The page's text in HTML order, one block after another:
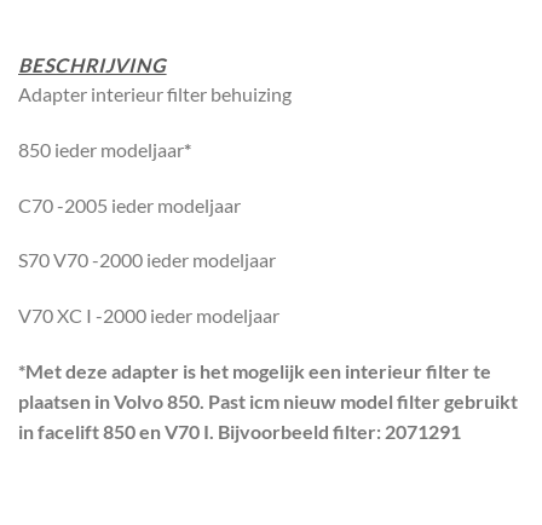
BESCHRIJVING
Adapter interieur filter behuizing
850 ieder modeljaar*
C70 -2005 ieder modeljaar
S70 V70 -2000 ieder modeljaar
V70 XC I -2000 ieder modeljaar
*Met deze adapter is het mogelijk een interieur filter te
plaatsen in Volvo 850. Past icm nieuw model filter gebruikt
in facelift 850 en V70 I. Bijvoorbeeld filter: 2071291